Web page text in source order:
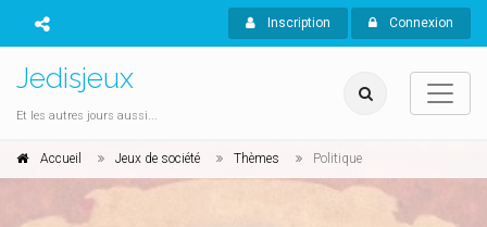
Inscription Connexion
Jedisjeux
Et les autres jours aussi...
Accueil Jeux de société Thèmes Politique